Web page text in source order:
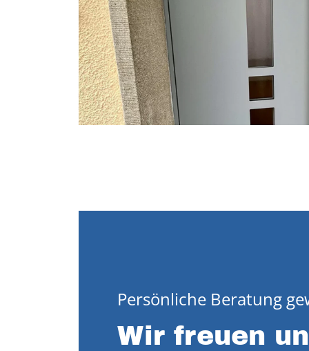
Persönliche Beratung
Wir freuen